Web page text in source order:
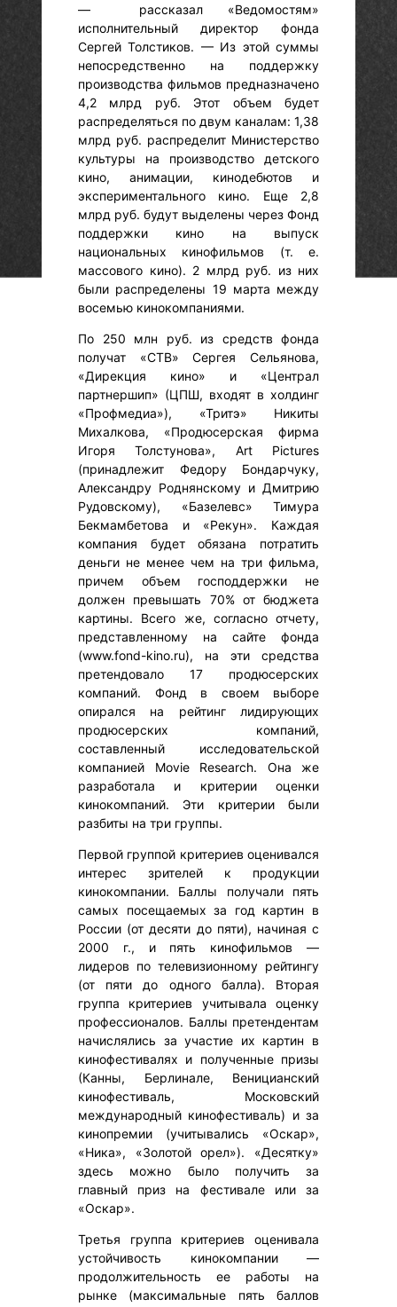
— рассказал «Ведомостям»
исполнительный директор фонда
Сергей Толстиков. — Из этой суммы
непосредственно на поддержку
производства фильмов предназначено
4,2 млрд руб. Этот объем будет
распределяться по двум каналам: 1,38
млрд руб. распределит Министерство
культуры на производство детского
кино, анимации, кинодебютов и
экспериментального кино. Еще 2,8
млрд руб. будут выделены через Фонд
поддержки кино на выпуск
национальных кинофильмов (т. е.
массового кино). 2 млрд руб. из них
были распределены 19 марта между
восемью кинокомпаниями.
По 250 млн руб. из средств фонда
получат «СТВ» Сергея Сельянова,
«Дирекция кино» и «Централ
партнершип» (ЦПШ, входят в холдинг
«Профмедиа»), «Тритэ» Никиты
Михалкова, «Продюсерская фирма
Игоря Толстунова», Art Pictures
(принадлежит Федору Бондарчуку,
Александру Роднянскому и Дмитрию
Рудовскому), «Базелевс» Тимура
Бекмамбетова и «Рекун». Каждая
компания будет обязана потратить
деньги не менее чем на три фильма,
причем объем господдержки не
должен превышать 70% от бюджета
картины. Всего же, согласно отчету,
представленному на сайте фонда
(www.fond-kino.ru), на эти средства
претендовало 17 продюсерских
компаний. Фонд в своем выборе
опирался на рейтинг лидирующих
продюсерских компаний,
составленный исследовательской
компанией Movie Research. Она же
разработала и критерии оценки
кинокомпаний. Эти критерии были
разбиты на три группы.
Первой группой критериев оценивался
интерес зрителей к продукции
кинокомпании. Баллы получали пять
самых посещаемых за год картин в
России (от десяти до пяти), начиная с
2000 г., и пять кинофильмов —
лидеров по телевизионному рейтингу
(от пяти до одного балла). Вторая
группа критериев учитывала оценку
профессионалов. Баллы претендентам
начислялись за участие их картин в
кинофестивалях и полученные призы
(Канны, Берлинале, Веницианский
кинофестиваль, Московский
международный кинофестиваль) и за
кинопремии (учитывались «Оскар»,
«Ника», «Золотой орел»). «Десятку»
здесь можно было получить за
главный приз на фестивале или за
«Оскар».
Третья группа критериев оценивала
устойчивость кинокомпании —
продолжительность ее работы на
рынке (максимальные пять баллов